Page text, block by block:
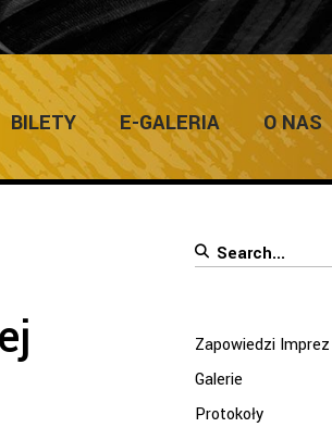
BILETY E-GALERIA O NAS
poplenerowej Międzynarodowego Pleneru
Search
Zapowiedzi Imprez
Galerie
Protokoły